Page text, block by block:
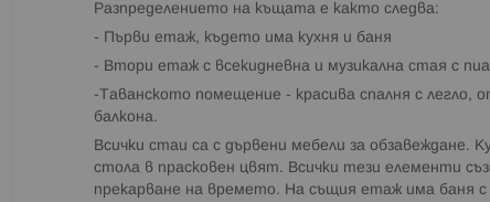
Разпределението на къщата е както следва:
- Първи етаж, където има кухня и баня
- Втори етаж с всекидневна и музикална стая с
-Таванското помещение - красива спалня с легло,
балкона.
Всички стаи са с дървени мебели за обзавеждане.
стола в прасковен цвят. Всички тези елементи
прекарване на времето. На същия етаж има баня